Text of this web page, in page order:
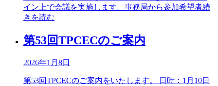
イン上で会議を実施します。事務局から参加希望者続
きを読む
第53回TPCECのご案内
2026年1月8日
第53回TPCECのご案内をいたします。 日時：1月10日